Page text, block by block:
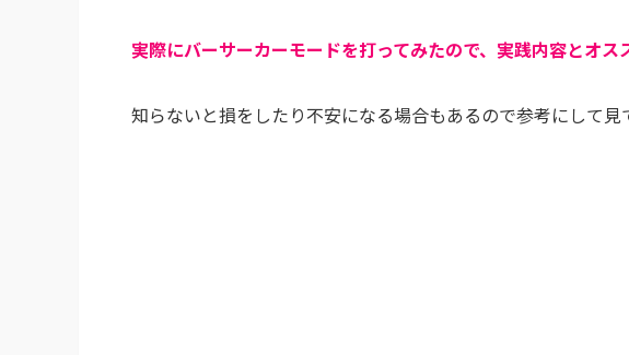
実際にバーサーカーモードを打ってみたので、実践内容とオス
知らないと損をしたり不安になる場合もあるので参考にして見